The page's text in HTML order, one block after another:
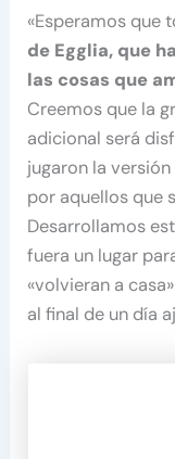
«Esperamos que
de Egglia, que
las cosas que
Creemos que la
adicional será
jugaron la
por aquellos que
Desarrollamos
fuera un lugar
«volvieran a
al final de un día